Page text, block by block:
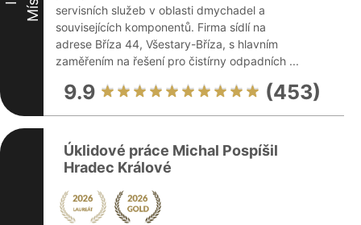
I
servisních služeb v oblasti dmychadel a
souvisejících komponentů. Firma sídlí na
adrese Bříza 44, Všestary-Bříza, s hlavním
zaměřením na řešení pro čistírny odpadních ...
9.9 (453)
Úklidové práce Michal Pospíšil
Hradec Králové